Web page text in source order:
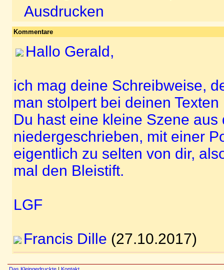
Ausdrucken
Kommentare
Hallo Gerald,
ich mag deine Schreibweise,
man stolpert bei deinen
Du hast eine kleine Szene aus
niedergeschrieben, mit einer
eigentlich zu selten von dir,
mal den Bleistift.
LGF
Francis Dille (27.10.2017)